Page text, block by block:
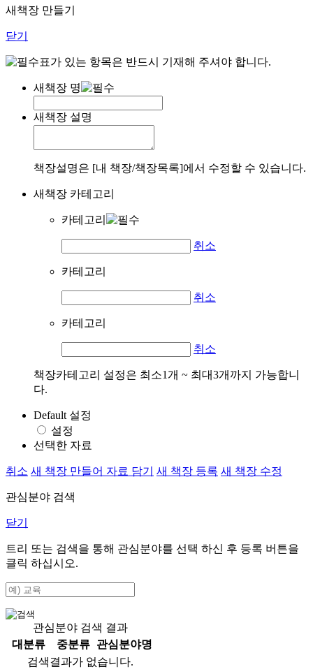
새책장 만들기
닫기
표가 있는 항목은 반드시 기재해 주셔야 합니다.
새책장 명
새책장 설명
책장설명은 [내 책장/책장목록]에서 수정할 수 있습니다.
새책장 카테고리
카테고리
취소
카테고리
취소
카테고리
취소
책장카테고리 설정은 최소1개 ~ 최대3개까지 가능합니
다.
Default 설정
설정
선택한 자료
취소 새 책장 만들어 자료 담기 새 책장 등록 새 책장 수정
관심분야 검색
닫기
트리 또는 검색을 통해 관심분야를 선택 하신 후 등록 버튼을
클릭 하십시오.
관심분야 검색 결과
대분류
중분류
관심분야명
검색결과가 없습니다.